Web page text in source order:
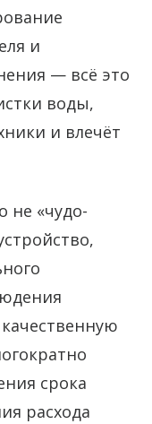
и
— всё это
воды,
и влечёт
не «чудо-
срока
расхода